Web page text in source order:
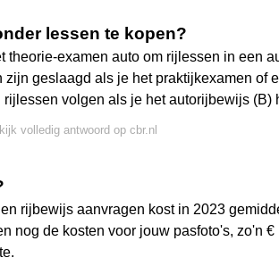
lessen te kopen?
theorie-examen auto om rijlessen in een
geslaagd als je het praktijkexamen of
volgen als je het autorijbewijs (B)
volledig antwoord op cbr.nl
rijbewijs aanvragen kost in 2023
nog de kosten voor jouw pasfoto's, zo'n €